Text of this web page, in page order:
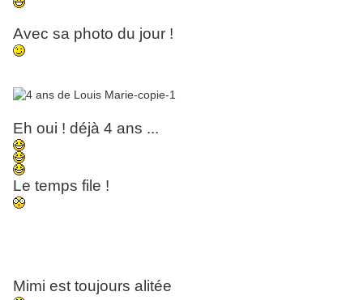
Avec sa photo du jour !
Eh oui ! déjà 4 ans ...
Le temps file !
Mimi est toujours alitée